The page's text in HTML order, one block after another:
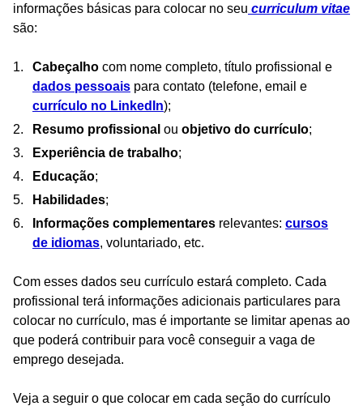
informações básicas para colocar no seu curriculum vitae
são:
Cabeçalho com nome completo, título profissional e
dados pessoais para contato (telefone, email e
currículo no LinkedIn);
Resumo profissional ou objetivo do currículo;
Experiência de trabalho;
Educação;
Habilidades;
Informações complementares relevantes: cursos
de idiomas, voluntariado, etc.
Com esses dados seu currículo estará completo. Cada
profissional terá informações adicionais particulares para
colocar no currículo, mas é importante se limitar apenas ao
que poderá contribuir para você conseguir a vaga de
emprego desejada.
Veja a seguir o que colocar em cada seção do currículo